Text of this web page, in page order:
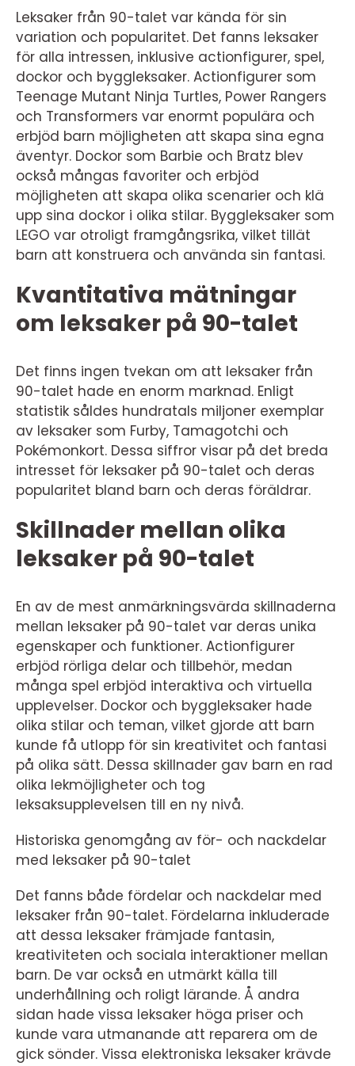
Leksaker från 90-talet var kända för sin
variation och popularitet. Det fanns leksaker
för alla intressen, inklusive actionfigurer, spel,
dockor och byggleksaker. Actionfigurer som
Teenage Mutant Ninja Turtles, Power Rangers
och Transformers var enormt populära och
erbjöd barn möjligheten att skapa sina egna
äventyr. Dockor som Barbie och Bratz blev
också mångas favoriter och erbjöd
möjligheten att skapa olika scenarier och klä
upp sina dockor i olika stilar. Byggleksaker som
LEGO var otroligt framgångsrika, vilket tillät
barn att konstruera och använda sin fantasi.
Kvantitativa mätningar
om leksaker på 90-talet
Det finns ingen tvekan om att leksaker från
90-talet hade en enorm marknad. Enligt
statistik såldes hundratals miljoner exemplar
av leksaker som Furby, Tamagotchi och
Pokémonkort. Dessa siffror visar på det breda
intresset för leksaker på 90-talet och deras
popularitet bland barn och deras föräldrar.
Skillnader mellan olika
leksaker på 90-talet
En av de mest anmärkningsvärda skillnaderna
mellan leksaker på 90-talet var deras unika
egenskaper och funktioner. Actionfigurer
erbjöd rörliga delar och tillbehör, medan
många spel erbjöd interaktiva och virtuella
upplevelser. Dockor och byggleksaker hade
olika stilar och teman, vilket gjorde att barn
kunde få utlopp för sin kreativitet och fantasi
på olika sätt. Dessa skillnader gav barn en rad
olika lekmöjligheter och tog
leksaksupplevelsen till en ny nivå.
Historiska genomgång av för- och nackdelar
med leksaker på 90-talet
Det fanns både fördelar och nackdelar med
leksaker från 90-talet. Fördelarna inkluderade
att dessa leksaker främjade fantasin,
kreativiteten och sociala interaktioner mellan
barn. De var också en utmärkt källa till
underhållning och roligt lärande. Å andra
sidan hade vissa leksaker höga priser och
kunde vara utmanande att reparera om de
gick sönder. Vissa elektroniska leksaker krävde